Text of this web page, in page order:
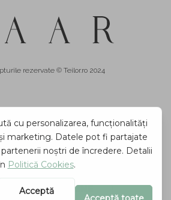
rezervate © Teilor.ro 2024